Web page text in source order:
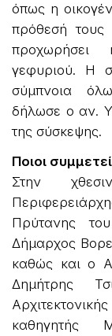
όπως η
πρόθεσή
προχωρήσει
γεφυριού. Η
σύμπνοια
δήλωσε ο αν.
της σύσκεψης.
Ποιοι
Στην
Πρύτανης
Δήμαρχος
καθώς και ο
Δημήτρης
καθηγητής